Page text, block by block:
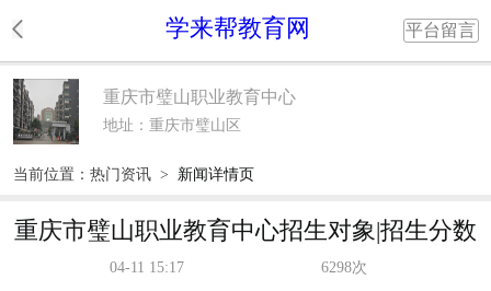
学来帮教育网 平台留言
重庆市璧山职业教育中心
地址：重庆市璧山区
当前位置： 热门资讯 > 新闻详情页
重庆市璧山职业教育中心招生对象|招生分数
04-11 15:17 6298次